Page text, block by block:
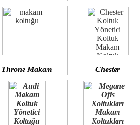
Throne Makam Chester